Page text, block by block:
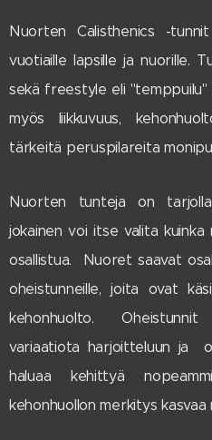
Nuorten Calisthenics -
vuotiaille lapsille ja nuorille.
sekä freestyle eli "temppuilu"
myös liikkuvuus,
tärkeitä peruspilareita
Nuorten tunteja on
jokainen voi itse valita kuinka
osallistua. Nuoret saavat
oheistunneille, joita ovat
kehonhuolto.
variaatiota harjoitteluun ja
haluaa kehittyä
kehonhuollon merkitys